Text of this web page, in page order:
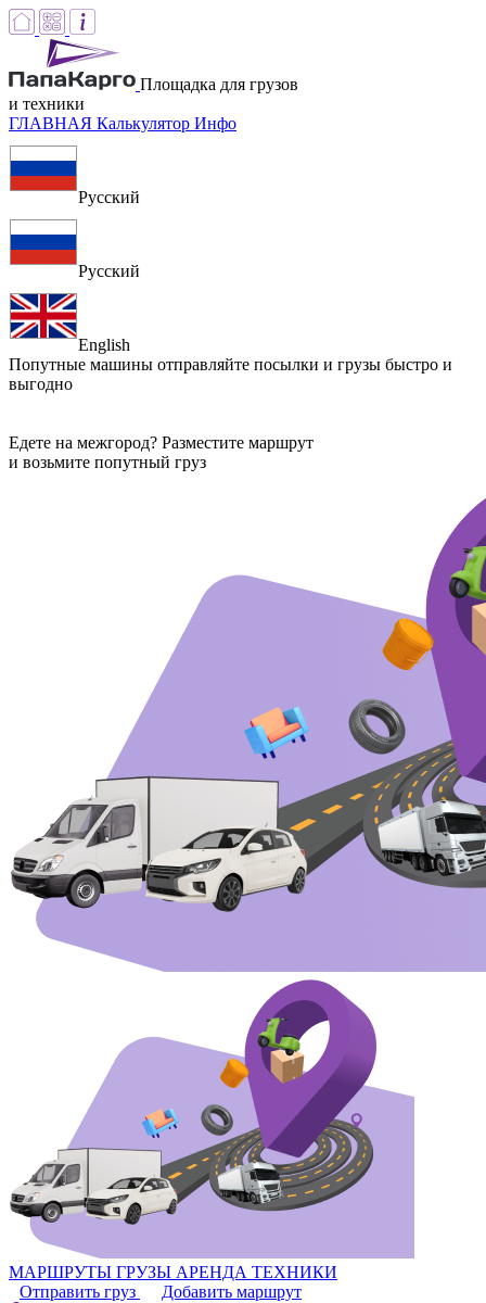
Площадка для грузов
и техники
ГЛАВНАЯ Калькулятор Инфо
Русский
Русский
English
Попутные машины отправляйте посылки и грузы быстро и
выгодно
Едете на межгород? Разместите маршрут
и возьмите попутный груз
МАРШРУТЫ ГРУЗЫ АРЕНДА ТЕХНИКИ
Отправить груз
Добавить маршрут